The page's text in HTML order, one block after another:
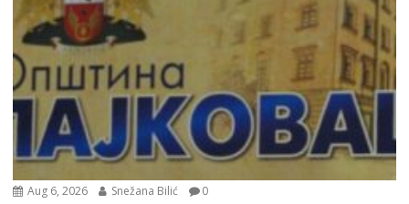
Aug 6, 2026 Snežana Bilić 0